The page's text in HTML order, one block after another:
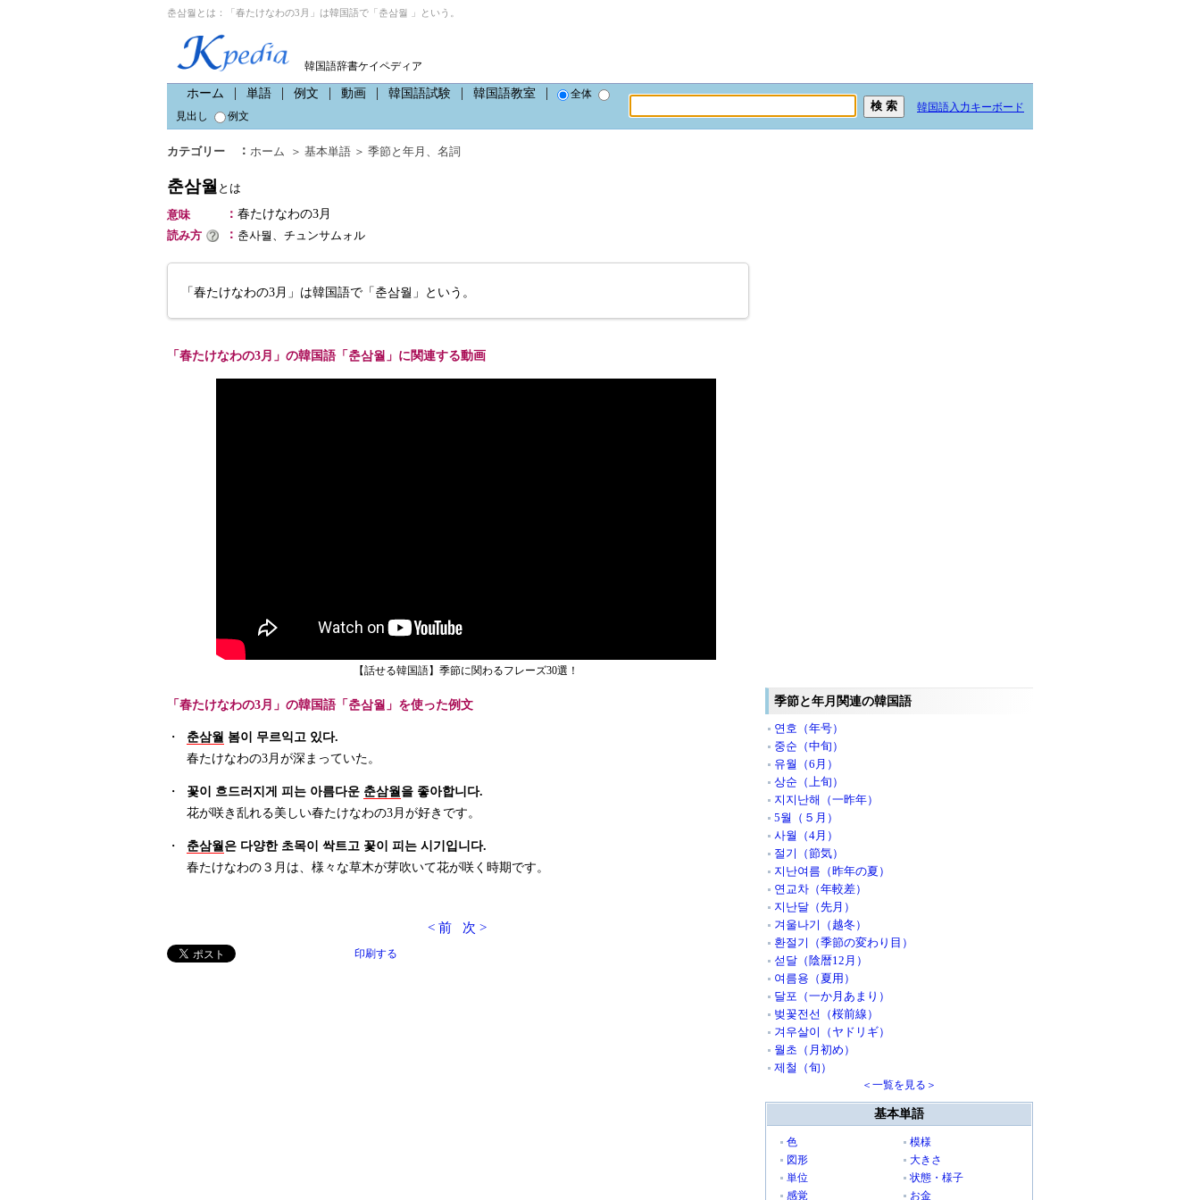
춘삼월とは：「春たけなわの3月」は韓国語で「춘삼월 」という。
韓国語辞書ケイペディア
ホーム 単語 例文 動画 韓国語試験 韓国語教室
全体
見出し
例文
韓国語入力キーボード
カテゴリー ： ホーム ＞ 基本単語 ＞ 季節と年月 、 名詞
춘삼월 とは
意味
： 春たけなわの3月
読み方
： 춘사뭘、チュンサムォル
「春たけなわの3月」は韓国語で「춘삼월」という。
「春たけなわの3月」の韓国語「춘삼월」に関連する動画
【話せる韓国語】季節に関わるフレーズ30選！
「春たけなわの3月」の韓国語「춘삼월」を使った例文
・ 춘삼월 봄이 무르익고 있다.
春たけなわの3月が深まっていた。
・ 꽃이 흐드러지게 피는 아름다운 춘삼월을 좋아합니다.
花が咲き乱れる美しい春たけなわの3月が好きです。
・ 춘삼월은 다양한 초목이 싹트고 꽃이 피는 시기입니다.
春たけなわの３月は、様々な草木が芽吹いて花が咲く時期です。
< 前 次 >
印刷する
季節と年月関連の韓国語
연호（年号）
중순（中旬）
유월（6月）
상순（上旬）
지지난해（一昨年）
5월（５月）
사월（4月）
절기（節気）
지난여름（昨年の夏）
연교차（年較差）
지난달（先月）
겨울나기（越冬）
환절기（季節の変わり目）
섣달（陰暦12月）
여름용（夏用）
달포（一か月あまり）
벚꽃전선（桜前線）
겨우살이（ヤドリギ）
월초（月初め）
제철（旬）
＜一覧を見る＞
基本単語
色
模様
図形
大きさ
単位
状態・様子
感覚
お金